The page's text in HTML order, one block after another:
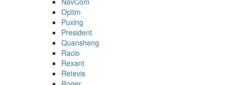
Optim
Puxing
President
Quansheng
Racio
Rexant
Retevis